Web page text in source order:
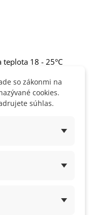
18 - 25°C
nemá rada chlad
pri
jej vôňa.
so zákonmi na
cookies.
súhlas.